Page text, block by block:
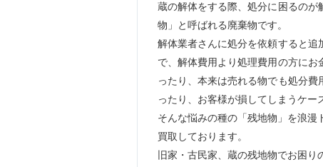
蔵の解体をする際、処分に困るのが
物」と呼ばれる廃棄物です。
解体業者さんに処分を依頼すると追
で、解体費用より処理費用の方にお
ったり、本来は売れる物でも処分費
ったり、お客様が損してしまうケー
そんな悩みの種の「残地物」を浪
買取しております。
旧家・古民家、蔵の残地物でお困り